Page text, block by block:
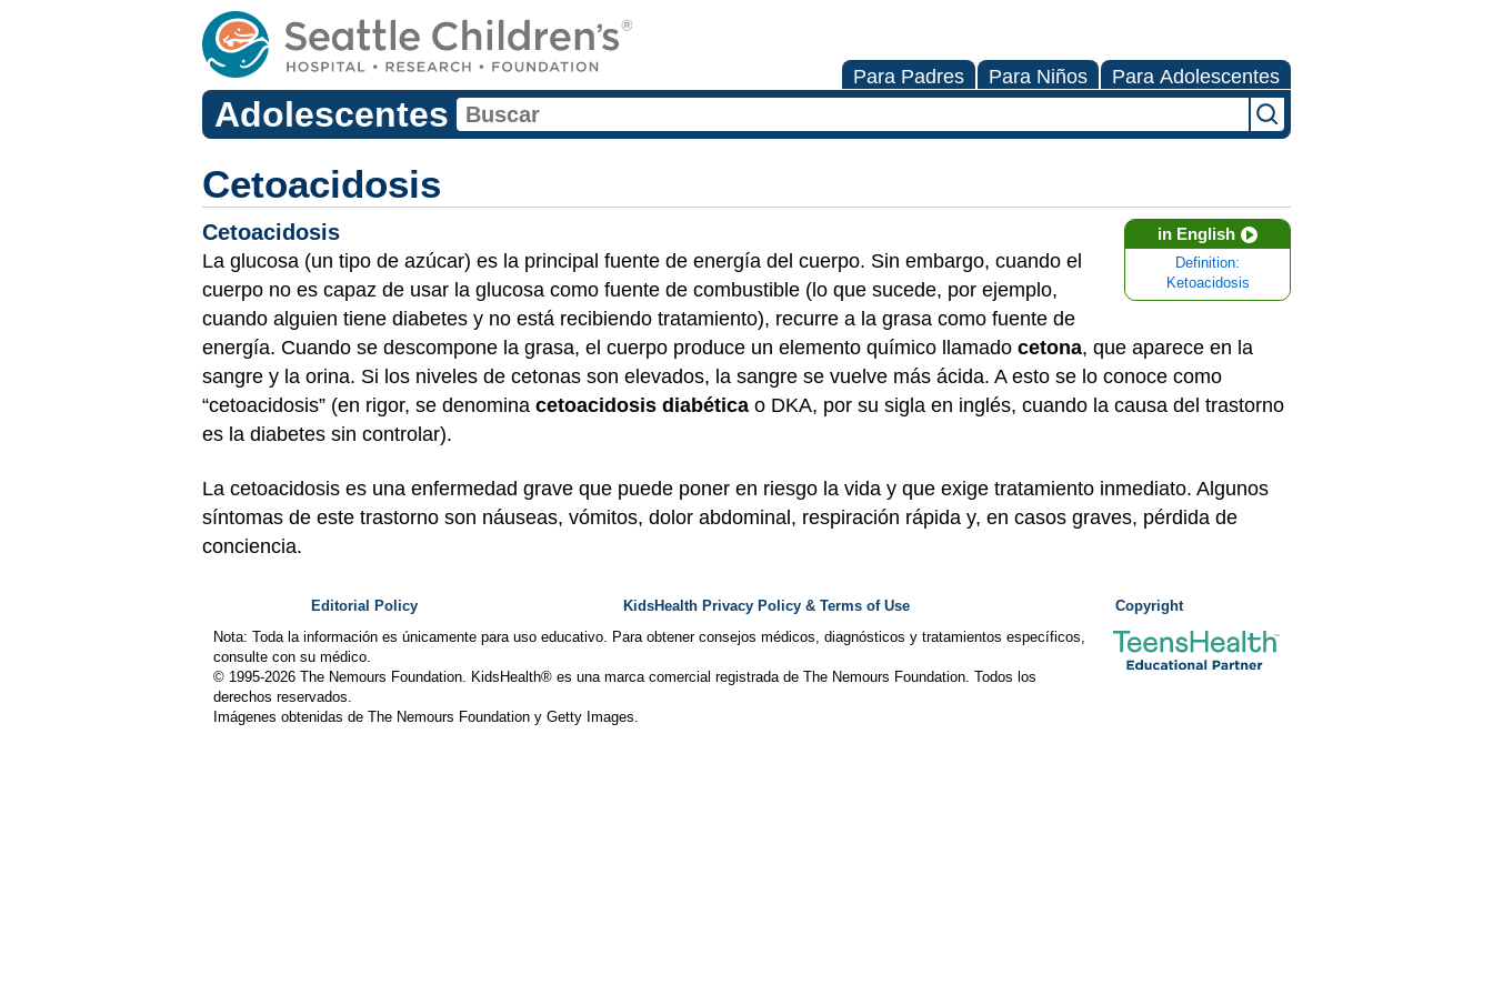
Para Padres Para Niños Para Adolescentes
Adolescentes
Cetoacidosis
in English
Definition:
Ketoacidosis
Cetoacidosis
La glucosa (un tipo de azúcar) es la principal fuente de energía del cuerpo. Sin embargo, cuando el
cuerpo no es capaz de usar la glucosa como fuente de combustible (lo que sucede, por ejemplo,
cuando alguien tiene diabetes y no está recibiendo tratamiento), recurre a la grasa como fuente de
energía. Cuando se descompone la grasa, el cuerpo produce un elemento químico llamado cetona, que aparece en la
sangre y la orina. Si los niveles de cetonas son elevados, la sangre se vuelve más ácida. A esto se lo conoce como
“cetoacidosis” (en rigor, se denomina cetoacidosis diabética o DKA, por su sigla en inglés, cuando la causa del trastorno
es la diabetes sin controlar).
La cetoacidosis es una enfermedad grave que puede poner en riesgo la vida y que exige tratamiento inmediato. Algunos
síntomas de este trastorno son náuseas, vómitos, dolor abdominal, respiración rápida y, en casos graves, pérdida de
conciencia.
Editorial Policy KidsHealth Privacy Policy & Terms of Use
Copyright
Nota: Toda la información es únicamente para uso educativo. Para obtener consejos médicos, diagnósticos y tratamientos específicos,
consulte con su médico.
© 1995-2026 The Nemours Foundation. KidsHealth® es una marca comercial registrada de The Nemours Foundation. Todos los
derechos reservados.
Imágenes obtenidas de The Nemours Foundation y Getty Images.